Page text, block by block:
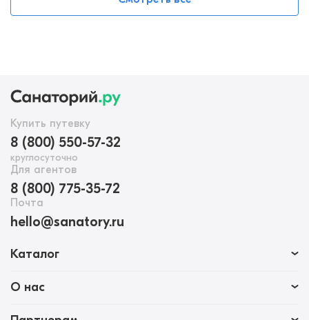
Купить путевку
8 (800) 550-57-32
круглосуточно
Для агентов
8 (800) 775-35-72
Почта
hello@sanatory.ru
Каталог
О нас